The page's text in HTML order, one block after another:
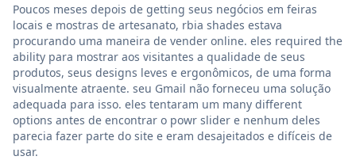
Poucos meses depois de getting seus negócios em feiras
locais e mostras de artesanato, rbia shades estava
procurando uma maneira de vender online. eles required the
ability para mostrar aos visitantes a qualidade de seus
produtos, seus designs leves e ergonômicos, de uma forma
visualmente atraente. seu Gmail não forneceu uma solução
adequada para isso. eles tentaram um many different
options antes de encontrar o powr slider e nenhum deles
parecia fazer parte do site e eram desajeitados e difíceis de
usar.